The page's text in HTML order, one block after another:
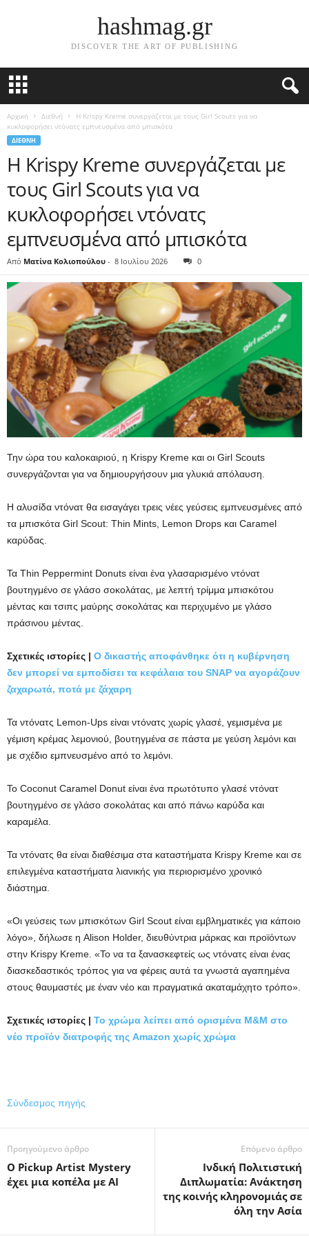
hashmag.gr
DISCOVER THE ART OF PUBLISHING
Αρχική Διεθνή
Η Krispy Kreme συνεργάζεται με τους Girl Scouts για να
κυκλοφορήσει ντόνατς εμπνευσμένα από μπισκότα
ΔΙΕΘΝΉ
Η Krispy Kreme συνεργάζεται με
τους Girl Scouts για να
κυκλοφορήσει ντόνατς
εμπνευσμένα από μπισκότα
Από Ματίνα Κολιοπούλου - 8 Ιουλίου 2026 0
Την ώρα του καλοκαιριού, η Krispy Kreme και οι Girl Scouts
συνεργάζονται για να δημιουργήσουν μια γλυκιά απόλαυση.
Η αλυσίδα ντόνατ θα εισαγάγει τρεις νέες γεύσεις εμπνευσμένες από
τα μπισκότα Girl Scout: Thin Mints, Lemon Drops και Caramel
καρύδας.
Τα Thin Peppermint Donuts είναι ένα γλασαρισμένο ντόνατ
βουτηγμένο σε γλάσο σοκολάτας, με λεπτή τρίμμα μπισκότου
μέντας και τσιπς μαύρης σοκολάτας και περιχυμένο με γλάσο
πράσινου μέντας.
Σχετικές ιστορίες | Ο δικαστής αποφάνθηκε ότι η κυβέρνηση
δεν μπορεί να εμποδίσει τα κεφάλαια του SNAP να αγοράζουν
ζαχαρωτά, ποτά με ζάχαρη
Τα ντόνατς Lemon-Ups είναι ντόνατς χωρίς γλασέ, γεμισμένα με
γέμιση κρέμας λεμονιού, βουτηγμένα σε πάστα με γεύση λεμόνι και
με σχέδιο εμπνευσμένο από το λεμόνι.
Το Coconut Caramel Donut είναι ένα πρωτότυπο γλασέ ντόνατ
βουτηγμένο σε γλάσο σοκολάτας και από πάνω καρύδα και
καραμέλα.
Τα ντόνατς θα είναι διαθέσιμα στα καταστήματα Krispy Kreme και σε
επιλεγμένα καταστήματα λιανικής για περιορισμένο χρονικό
διάστημα.
«Οι γεύσεις των μπισκότων Girl Scout είναι εμβληματικές για κάποιο
λόγο», δήλωσε η Alison Holder, διευθύντρια μάρκας και προϊόντων
στην Krispy Kreme. «Το να τα ξανασκεφτείς ως ντόνατς είναι ένας
διασκεδαστικός τρόπος για να φέρεις αυτά τα γνωστά αγαπημένα
στους θαυμαστές με έναν νέο και πραγματικά ακαταμάχητο τρόπο».
Σχετικές ιστορίες | Το χρώμα λείπει από ορισμένα M&M στο
νέο προϊόν διατροφής της Amazon χωρίς χρώμα
Σύνδεσμος πηγής
Προηγούμενο άρθρο
Ο Pickup Artist Mystery
έχει μια κοπέλα με AI
Επόμενο άρθρο
Ινδική Πολιτιστική
Διπλωματία: Ανάκτηση
της κοινής κληρονομιάς σε
όλη την Ασία